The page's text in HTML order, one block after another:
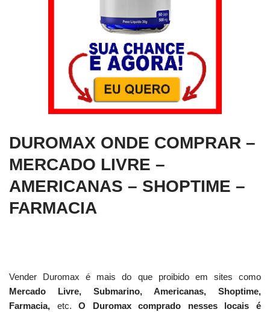
DUROMAX ONDE COMPRAR –
MERCADO LIVRE –
AMERICANAS – SHOPTIME –
FARMACIA
Vender Duromax é mais do que proibido em sites como
Mercado Livre, Submarino, Americanas, Shoptime,
Farmacia, etc.O Duromax comprado nesses locais é